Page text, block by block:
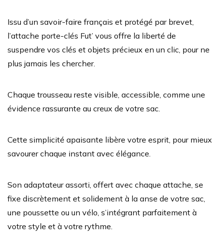
Issu d’un savoir-faire français et protégé par brevet,
l’attache porte-clés Fut’ vous offre la liberté de
suspendre vos clés et objets précieux en un clic, pour ne
plus jamais les chercher.
Chaque trousseau reste visible, accessible, comme une
évidence rassurante au creux de votre sac.
Cette simplicité apaisante libère votre esprit, pour mieux
savourer chaque instant avec élégance.
Son adaptateur assorti, offert avec chaque attache, se
fixe discrètement et solidement à la anse de votre sac,
une poussette ou un vélo, s’intégrant parfaitement à
votre style et à votre rythme.